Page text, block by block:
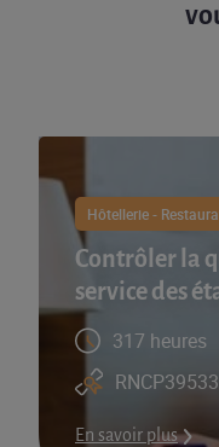
Hôtellerie -
Contrôler la
service des
317 heures
En savoir plus